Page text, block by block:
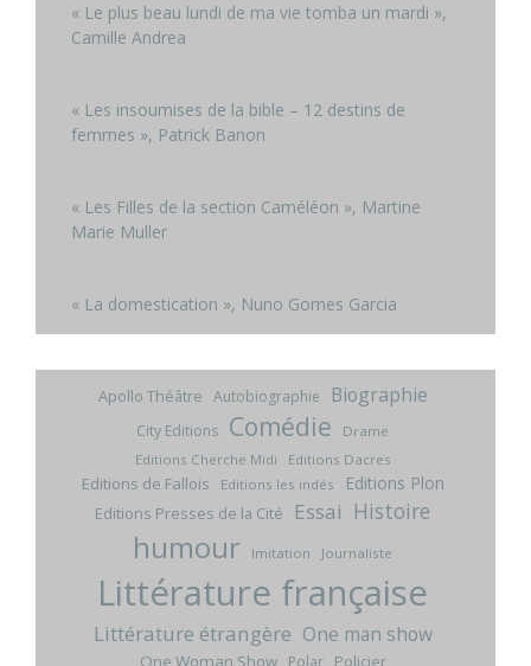
« Le plus beau lundi de ma vie tomba un mardi »,
Camille Andrea
« Les insoumises de la bible – 12 destins de
femmes », Patrick Banon
« Les Filles de la section Caméléon », Martine
Marie Muller
« La domestication », Nuno Gomes Garcia
Apollo Théâtre Autobiographie Biographie
City Editions Comédie
Drame
Editions Cherche Midi
Editions Dacres
Editions de Fallois Editions les indés Editions Plon
Editions Presses de la Cité Essai Histoire
humour Imitation Journaliste
Littérature française
Littérature étrangère One man show
One Woman Show Polar Policier